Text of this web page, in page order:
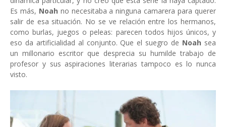
Es más, Noah no necesitaba a ninguna camarera para querer
salir de esa situación. No se ve relación entre los hermanos,
como burlas, juegos o peleas: parecen todos hijos únicos, y
eso da artificialidad al conjunto. Que el suegro de Noah sea
un millonario escritor que desprecia su humilde trabajo de
profesor y sus aspiraciones literarias tampoco es lo nunca
visto.